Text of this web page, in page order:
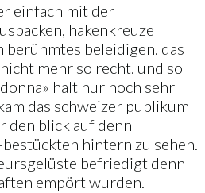
einfach mit der
hakenkreuze
berühmtes beleidigen. das
mehr so recht. und so
halt nur noch sehr
das schweizer publikum
den blick auf denn
hintern zu sehen.
befriedigt denn
empört wurden.